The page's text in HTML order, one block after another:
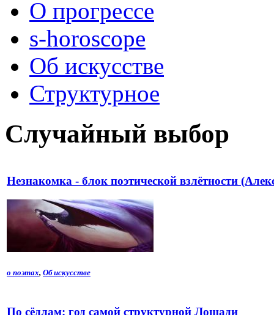
О прогрессе
s-horoscope
Об искусстве
Структурное
Случайный выбор
Незнакомка - блок поэтической взлётности
о поэтах, Об искусстве
По сёдлам: год самой структурной Лошади